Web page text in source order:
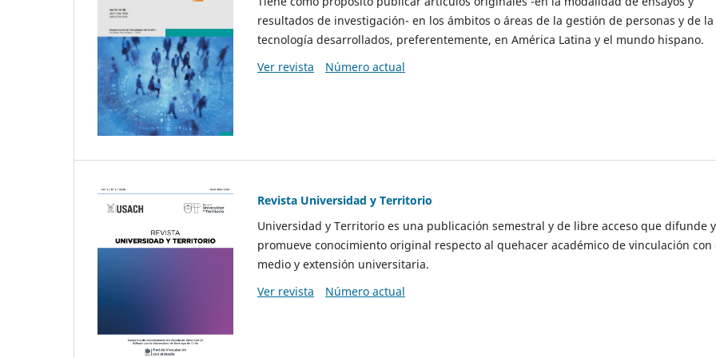
resultados de investigación- en los ámbitos o áreas de la gestión de personas y de la
tecnología desarrollados, preferentemente, en América Latina y el mundo hispano.
Ver revista
Número actual
Revista Universidad y Territorio
Universidad y Territorio es una publicación semestral y de libre acceso que difunde y
promueve conocimiento original respecto al quehacer académico de vinculación con
medio y extensión universitaria.
Ver revista
Número actual